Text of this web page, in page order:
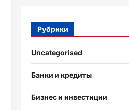
Рубрики
Uncategorised
Банки и кредиты
Бизнес и инвестиции